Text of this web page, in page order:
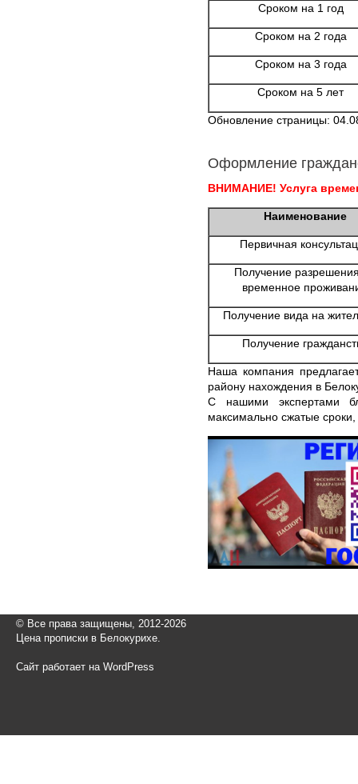
Сроком на 1 год
Сроком на 2 года
Сроком на 3 года
Сроком на 5 лет
Обновление страницы:
Оформление
ВНИМАНИЕ! Услуга
Наименование
Первичная
Получение
временное
Получение вида на
Получение
Наша компания
району нахождения в
С нашими экспертами
максимально сжатые
© Все права защищены, 2012-2026
Цена прописки в Белокурихе.
Сайт работает на WordPress